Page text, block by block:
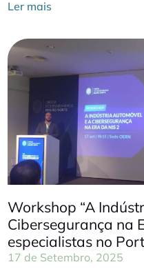
Ler mais
Workshop “A
Cibersegurança na
especialistas no
17 de Setembro, 2025